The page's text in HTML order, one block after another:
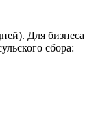
Для бизнеса
сбора: